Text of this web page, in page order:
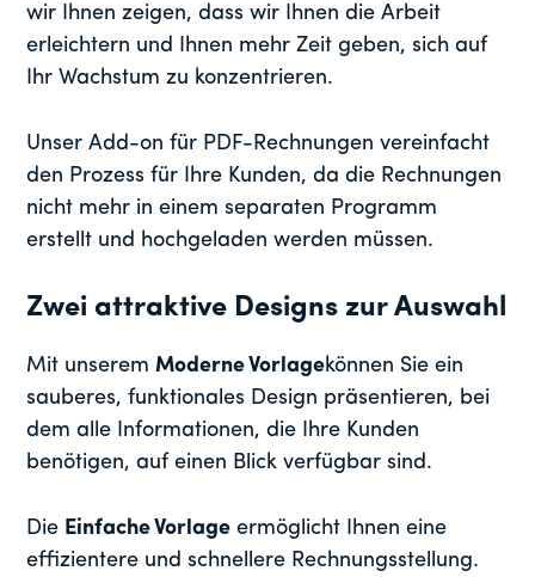
wir Ihnen zeigen, dass wir Ihnen die Arbeit
erleichtern und Ihnen mehr Zeit geben, sich auf
Ihr Wachstum zu konzentrieren.
Unser Add-on für PDF-Rechnungen vereinfacht
den Prozess für Ihre Kunden, da die Rechnungen
nicht mehr in einem separaten Programm
erstellt und hochgeladen werden müssen.
Zwei attraktive Designs zur Auswahl
Mit unseremModerne Vorlagekönnen Sie ein
sauberes, funktionales Design präsentieren, bei
dem alle Informationen, die Ihre Kunden
benötigen, auf einen Blick verfügbar sind.
Die Einfache Vorlage ermöglicht Ihnen eine
effizientere und schnellere Rechnungsstellung.